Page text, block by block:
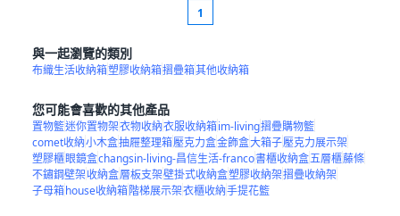
1
與一起瀏覽的類別
布織生活收納箱塑膠收納箱摺疊箱其他收納箱
您可能會喜歡的其他產品
置物籃迷你置物架衣物收納衣服收納箱im-living摺疊購物籃
comet收納小木盒抽屜整理箱壓克力盒金飾盒大箱子壓克力展示架
塑膠櫃眼鏡盒changsin-living-昌信生活-franco書櫃收納盒五層櫃藤條
不鏽鋼壁架收納盒層板支架壁掛式收納盒塑膠收納架摺疊收納架
子母箱house收納箱階梯展示架衣櫃收納手提花籃